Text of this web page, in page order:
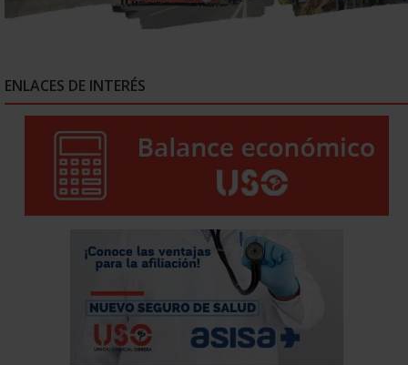
ENLACES DE INTERÉS